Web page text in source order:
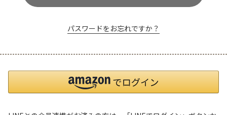
パスワードをお忘れですか？